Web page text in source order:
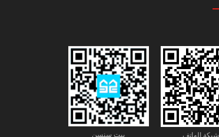
بيت سنسن شبكة الهاتف